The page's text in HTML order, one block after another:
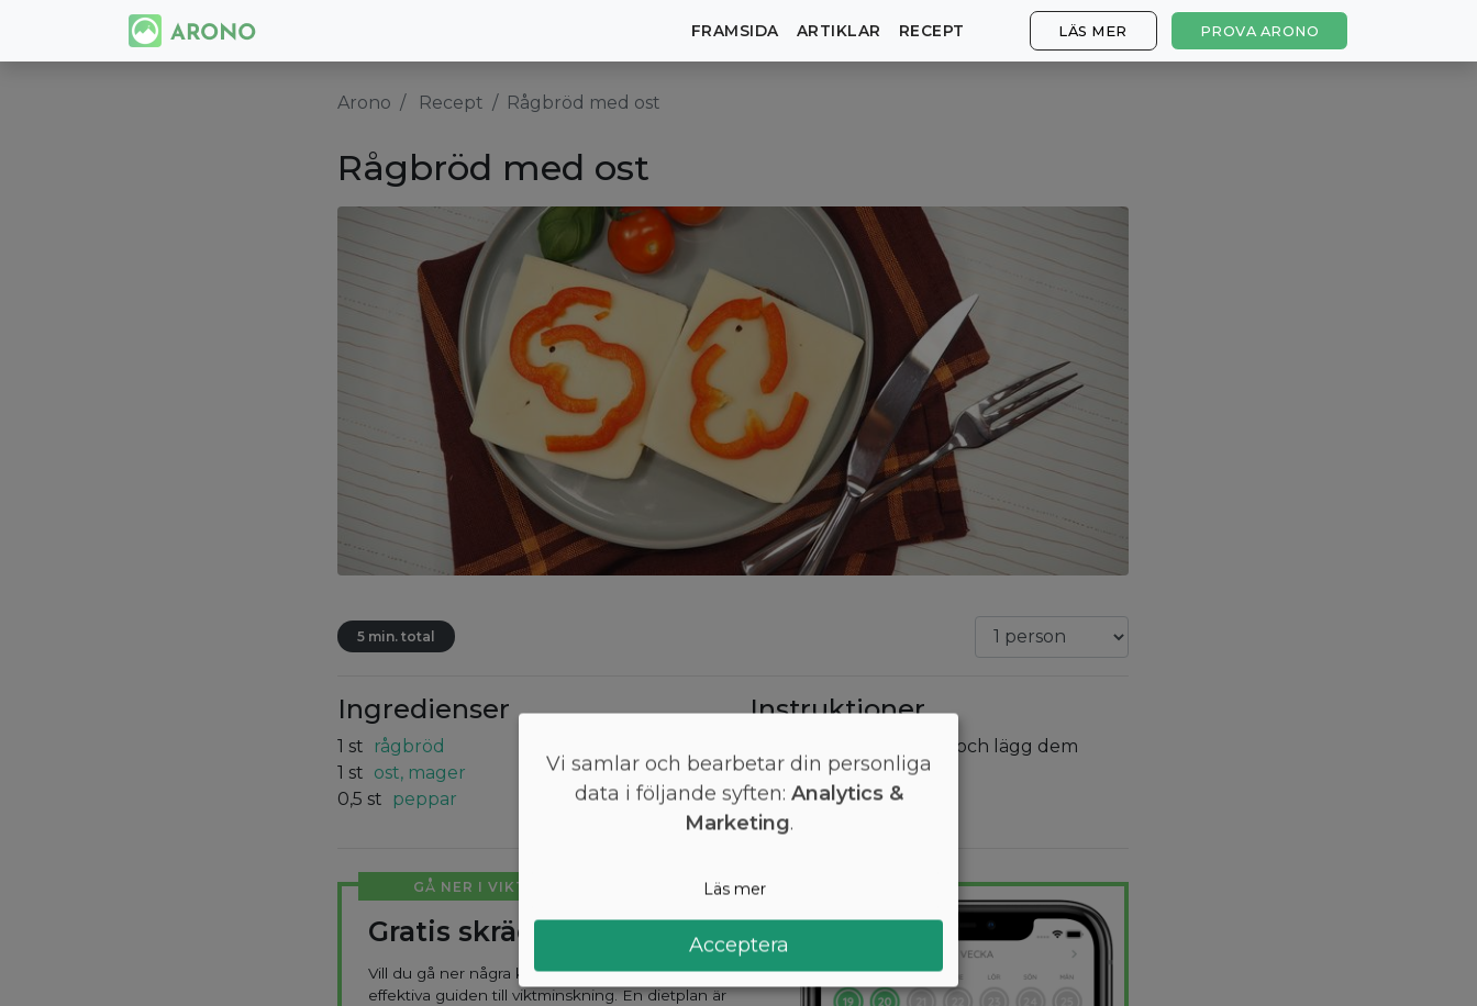
FRAMSIDA ARTIKLAR RECEPT LÄS MER PROVA ARONO
Arono Recept Rågbröd med ost
Rågbröd med ost
5 min. total
Ingredienser
1 st
rågbröd
1 st ost, mager
0,5 st peppar
Instruktioner
Skär paprikan i skivor och lägg dem
ovanpå osten.
GÅ NER I VIKT LÄTT
Gratis skräddarsydd kostplan
Vill du gå ner några kilo? Med Arono får du den mest
effektiva guiden till viktminskning. En dietplan är
Vi samlar och bearbetar din personliga
data i följande syften: Analytics &
Marketing.
Läs mer
Acceptera